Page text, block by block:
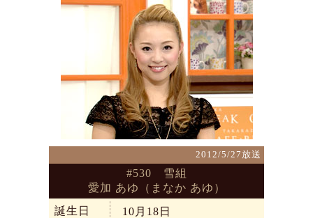
2012/5/27放送
#530 雪組
愛加 あゆ（まなか あゆ）
誕生日
10月18日